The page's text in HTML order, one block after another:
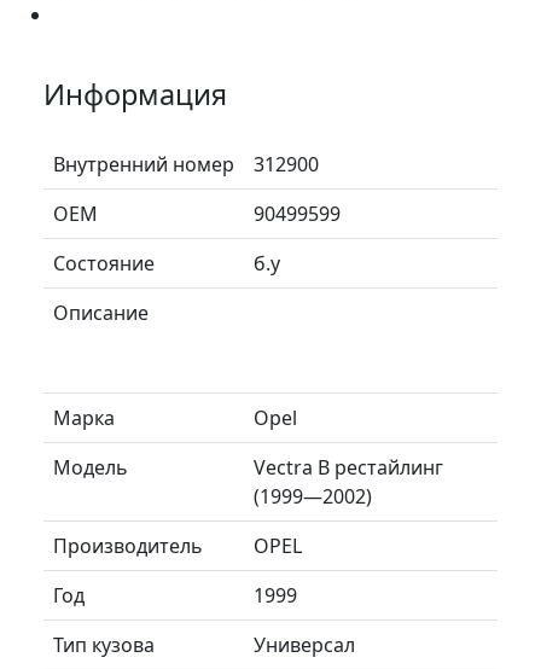
Информация
Внутренний номер
312900
ОЕМ
90499599
Состояние
б.у
Описание
Марка
Opel
Модель
Vectra B рестайлинг
(1999—2002)
Производитель
OPEL
Год
1999
Тип кузова
Универсал